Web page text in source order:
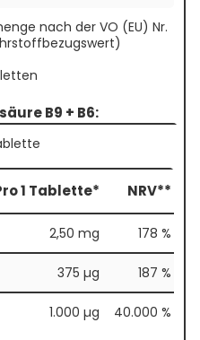
nach der VO (EU) Nr.
B9 + B6:
1 Tablette* NRV**
2,50 mg 178 %
375 µg 187 %
1.000 µg 40.000 %